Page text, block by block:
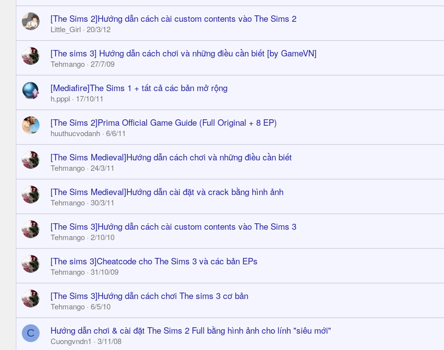
[The Sims 2]Hướng dẫn cách cài custom contents vào The Sims 2
Little_Girl 20/3/12
[The sims 3] Hướng dẫn cách chơi và những điều cần biết [by GameVN]
Tehmango 27/7/09
[Mediafire]The Sims 1 + tất cả các bản mở rộng
h.pppl 17/10/11
[The Sims 2]Prima Official Game Guide (Full Original + 8 EP)
huuthucvodanh 6/6/11
[The Sims Medieval]Hướng dẫn cách chơi và những điều cần biết
Tehmango 24/3/11
[The Sims Medieval]Hướng dẫn cài đặt và crack bằng hình ảnh
Tehmango 30/3/11
[The Sims 3]Hướng dẫn cách cài custom contents vào The Sims 3
Tehmango 2/10/10
[The sims 3]Cheatcode cho The Sims 3 và các bản EPs
Tehmango 31/10/09
[The Sims 3]Hướng dẫn cách chơi The sims 3 cơ bản
Tehmango 6/5/10
C Hướng dẫn chơi & cài đặt The Sims 2 Full bằng hình ảnh cho lính "siêu mới"
Cuongvndn1 3/11/08